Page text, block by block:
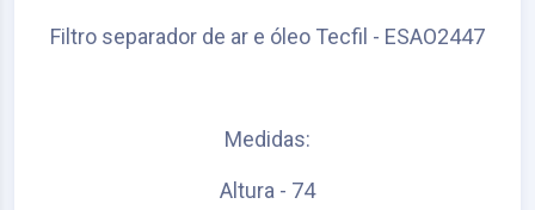
Filtro separador de ar e óleo Tecfil - ESAO2447
Medidas:
Altura - 74